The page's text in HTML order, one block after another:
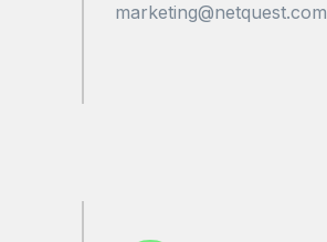
marketing@netquest.com